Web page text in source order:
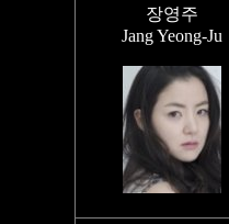
장영주
Jang Yeong-Ju